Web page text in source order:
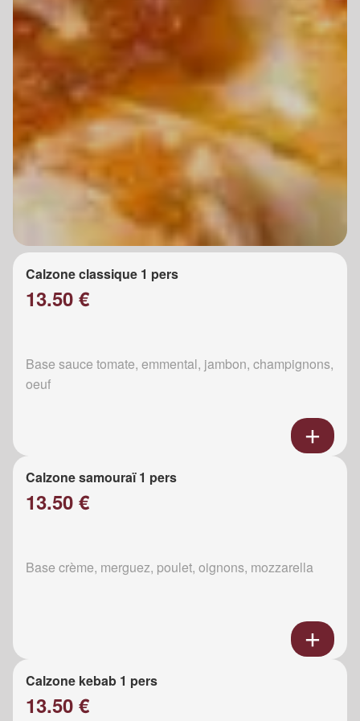
Calzone classique 1 pers
13.50 €
Base sauce tomate, emmental, jambon, champignons,
oeuf
Calzone samouraï 1 pers
13.50 €
Base crème, merguez, poulet, oignons, mozzarella
Calzone kebab 1 pers
13.50 €